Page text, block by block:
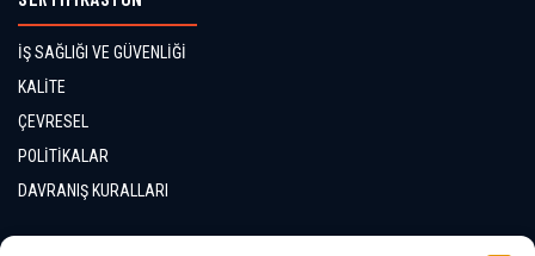
İŞ SAĞLIĞI VE GÜVENLİĞİ
KALİTE
ÇEVRESEL
POLİTİKALAR
DAVRANIŞ KURALLARI